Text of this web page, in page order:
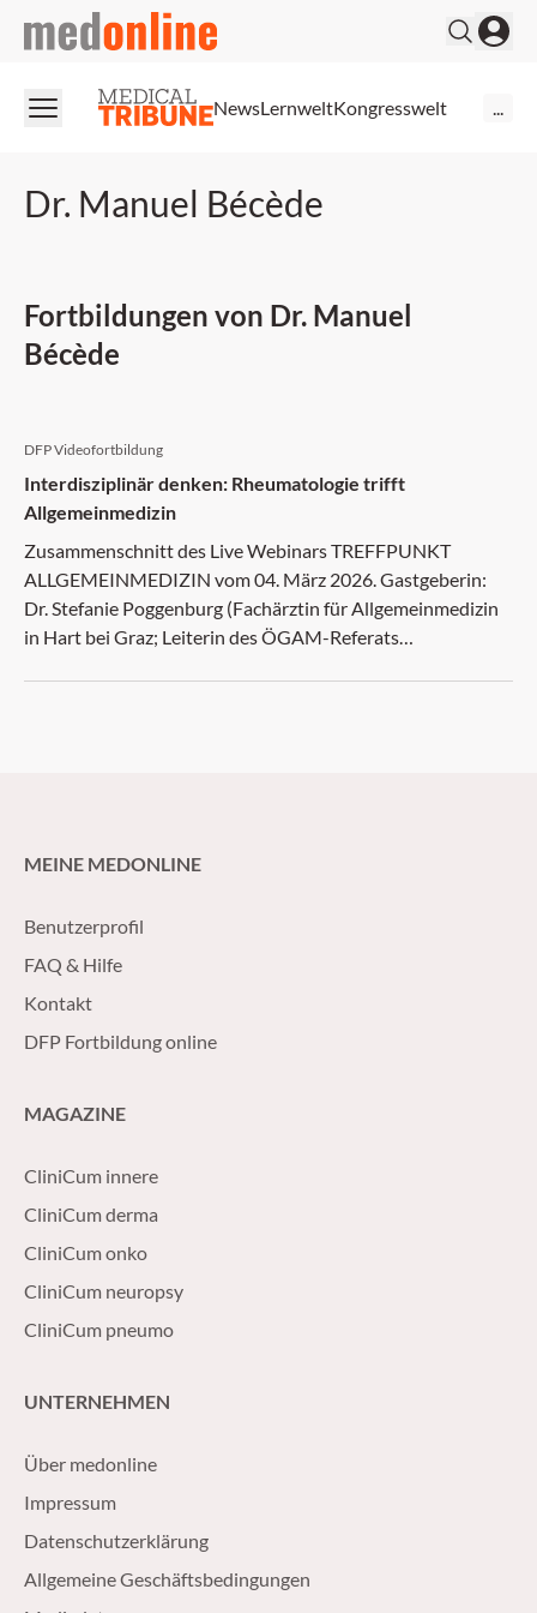
medonline
NewsLernweltKongresswelt
Dr. Manuel Bécède
Fortbildungen von Dr. Manuel
Bécède
DFP Videofortbildung
Interdisziplinär denken: Rheumatologie trifft
Allgemeinmedizin
Zusammenschnitt des Live Webinars TREFFPUNKT
ALLGEMEINMEDIZIN vom 04. März 2026. Gastgeberin:
Dr. Stefanie Poggenburg (Fachärztin für Allgemeinmedizin
in Hart bei Graz; Leiterin des ÖGAM-Referats
MEINE MEDONLINE
Benutzerprofil
FAQ & Hilfe
Kontakt
DFP Fortbildung online
MAGAZINE
CliniCum innere
CliniCum derma
CliniCum onko
CliniCum neuropsy
CliniCum pneumo
UNTERNEHMEN
Über medonline
Impressum
Datenschutzerklärung
Allgemeine Geschäftsbedingungen